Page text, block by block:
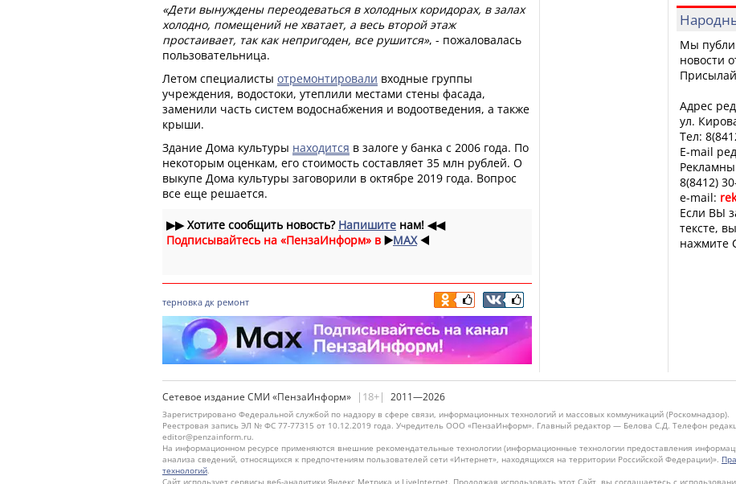
«Дети вынуждены переодеваться в холодных коридорах, в залах
холодно, помещений не хватает, а весь второй этаж
простаивает, так как непригоден, все рушится», - пожаловалась
пользовательница.
Летом специалисты отремонтировали входные группы
учреждения, водостоки, утеплили местами стены фасада,
заменили часть систем водоснабжения и водоотведения, а также
крыши.
Здание Дома культуры находится в залоге у банка с 2006 года. По
некоторым оценкам, его стоимость составляет 35 млн рублей. О
выкупе Дома культуры заговорили в октябре 2019 года. Вопрос
все еще решается.
▶▶Хотите сообщить новость? Напишите нам! ◀◀
Подписывайтесь на «ПензаИнформ» в ▶️MAX ◀️
терновка дк ремонт
Мы
новости
Адрес
ул.
Тел:
E-mail
8(8412)
e-mail:
Если ВЫ
тексте,
нажмите
Сетевое издание СМИ «ПензаИнформ» |18+| 2011—2026
Зарегистрировано Федеральной службой по надзору в сфере связи, информационных технологий и массовых коммуникаций (Роскомнадзор).
Реестровая запись ЭЛ № ФС 77-77315 от 10.12.2019 года. Учредитель ООО «ПензаИнформ». Главный редактор — Белова С.Д. Телефон
editor@penzainform.ru.
На информационном ресурсе применяются внешние рекомендательные технологии (информационные технологии предоставления
анализа сведений, относящихся к предпочтениям пользователей сети «Интернет», находящихся на территории Российской Федерации)».
технологий.
Сайт использует сервисы веб-аналитики Яндекс Метрика и LiveInternet. Продолжая использовать этот Сайт, вы соглашаетесь с